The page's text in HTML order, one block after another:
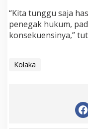
“Kita tunggu saja
penegak hukum,
konsekuensinya,”
Kolaka